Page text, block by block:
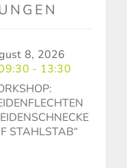
8, 2026
- 13:30
STAHLSTAB“